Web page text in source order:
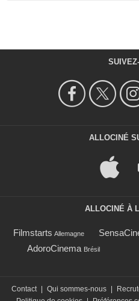
ALLOCINÉ
ALLOCINÉ À
Filmstarts Allemagne
AdoroCinema Brésil
Contact Qui sommes-nous